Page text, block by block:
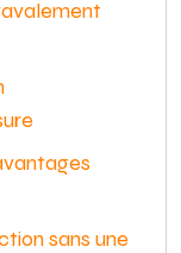
sans une